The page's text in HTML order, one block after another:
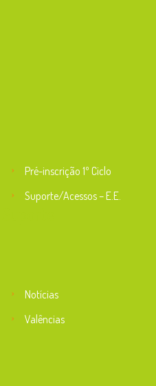
Pré-inscrição 1º Ciclo
Suporte/Acessos – E.E.
Notícias
Valências